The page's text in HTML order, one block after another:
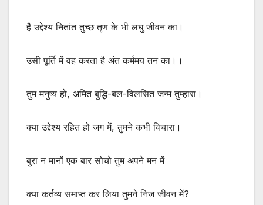
है उद्देश्य नितांत तुच्छ तृण के भी लघु जीवन का।
उसी पूर्ति में वह करता है अंत कर्ममय तन का।।
तुम मनुष्य हो, अमित बुद्धि-बल-विलसित जन्म तुम्हारा।
क्या उद्देश्य रहित हो जग में, तुमने कभी विचारा।
बुरा न मानों एक बार सोचो तुम अपने मन में
क्या कर्तव्य समाप्त कर लिया तुमने निज जीवन में?